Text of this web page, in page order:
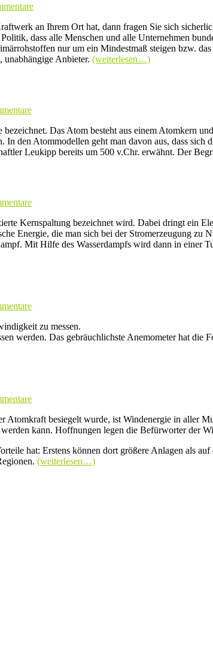
an Ihrem Ort hat, dann fragen Sie sich
dass alle Menschen und alle Unternehmen
nur um ein Mindestmaß steigen bzw.
unabhängige Anbieter. (weiterlesen…)
Das Atom besteht aus einem Atomkern
In den Atommodellen geht man davon aus, dass
Leukipp bereits um 500 v.Chr. erwähnt. Der
Kernspaltung bezeichnet wird. Dabei dringt ein
Energie, die man sich bei der Stromerzeugung
Mit Hilfe des Wasserdampfs wird dann in
zu messen.
werden. Das gebräuchlichste Anemometer hat
Atomkraft besiegelt wurde, ist Windenergie in aller
werden kann. Hoffnungen legen die Befürworter der
hat: Erstens können dort größere Anlagen als
(weiterlesen…)